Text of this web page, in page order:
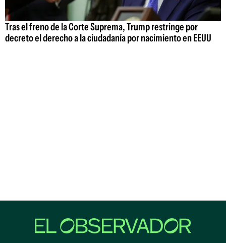
Tras el freno de la Corte Suprema, Trump restringe por
decreto el derecho a la ciudadanía por nacimiento en EEUU